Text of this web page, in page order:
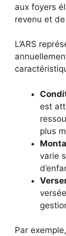
aux foyers
revenu et
L’ARS
est
plus
varie
Par